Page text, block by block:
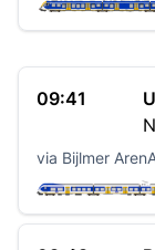
09:41
via Bijlmer